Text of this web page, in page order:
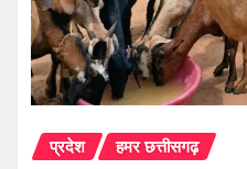
प्रदेश हमर छत्तीसगढ़